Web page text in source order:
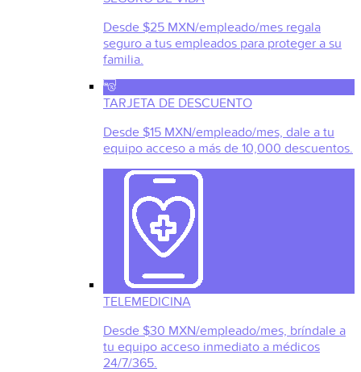
Desde $25 MXN/empleado/mes regala
seguro a tus empleados para proteger a su
familia.
TARJETA DE DESCUENTO
Desde $15 MXN/empleado/mes, dale a tu
equipo acceso a más de 10,000 descuentos.
TELEMEDICINA
Desde $30 MXN/empleado/mes, bríndale a
tu equipo acceso inmediato a médicos
24/7/365.